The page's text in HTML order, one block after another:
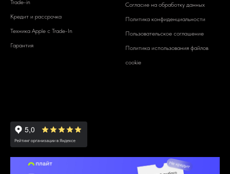
Trade-in
Кредит и рассрочка
Техника Apple c Trade-In
Гарантия
Согласие на обработку данных
Политика конфиденциальности
Пользовательское соглашение
Политика использования файлов
cookie